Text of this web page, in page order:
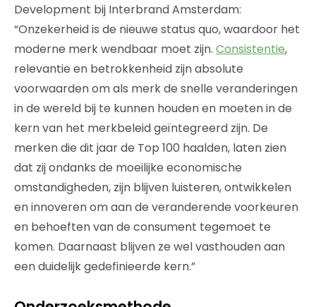
Development bij Interbrand Amsterdam:
“Onzekerheid is de nieuwe status quo, waardoor het
moderne merk wendbaar moet zijn. Consistentie,
relevantie en betrokkenheid zijn absolute
voorwaarden om als merk de snelle veranderingen
in de wereld bij te kunnen houden en moeten in de
kern van het merkbeleid geïntegreerd zijn. De
merken die dit jaar de Top 100 haalden, laten zien
dat zij ondanks de moeilijke economische
omstandigheden, zijn blijven luisteren, ontwikkelen
en innoveren om aan de veranderende voorkeuren
en behoeften van de consument tegemoet te
komen. Daarnaast blijven ze wel vasthouden aan
een duidelijk gedefinieerde kern.”